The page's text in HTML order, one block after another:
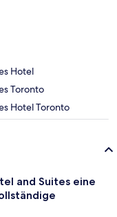
Hotel
Toronto
Hotel Toronto
and Suites eine